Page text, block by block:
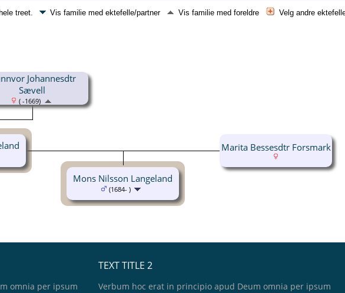
treet. Vis familie med ektefelle/partner Vis familie med foreldre Velg andre
Johannesdtr
Sævell
( -1669)
Marita Bessesdtr Forsmark
Mons Nilsson Langeland
(1684- )
omnia per ipsum
TEXT TITLE 2
Verbum hoc erat in principio apud Deum omnia per ipsum